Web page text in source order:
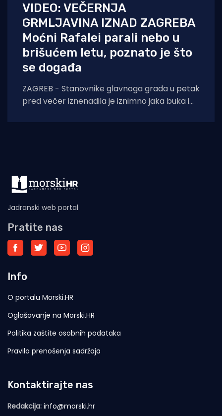
VIDEO: VEČERNJA
GRMLJAVINA IZNAD ZAGREBA
Moćni Rafalei parali nebo u
brišućem letu, poznato je što
se događa
ZAGREB - Stanovnike glavnoga grada u petak
pred večer iznenadila je iznimno jaka buka i
Jadranski web portal
Pratite nas
Info
O portalu Morski.HR
Oglašavanje na Morski.HR
Politika zaštite osobnih podataka
Pravila prenošenja sadržaja
Kontaktirajte nas
Redakcija: info@morski.hr